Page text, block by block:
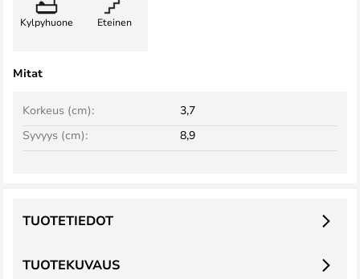
Kylpyhuone Eteinen
Mitat
Korkeus (cm):
3,7
Syvyys (cm):
8,9
TUOTEKUVAUS
TUOTETIEDOT